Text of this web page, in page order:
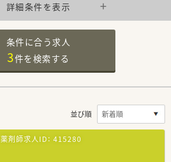
詳細条件を表示
条件に合う求人
3件を検索する
並び順
薬剤師求人ID： 415280